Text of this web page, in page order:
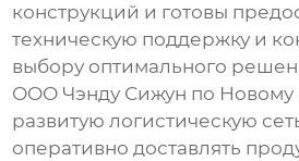
конструкций и готовы
техническую поддержку и
выбору оптимального
ООО Чэнду Сижун по Новому
развитую логистическую
оперативно доставлять